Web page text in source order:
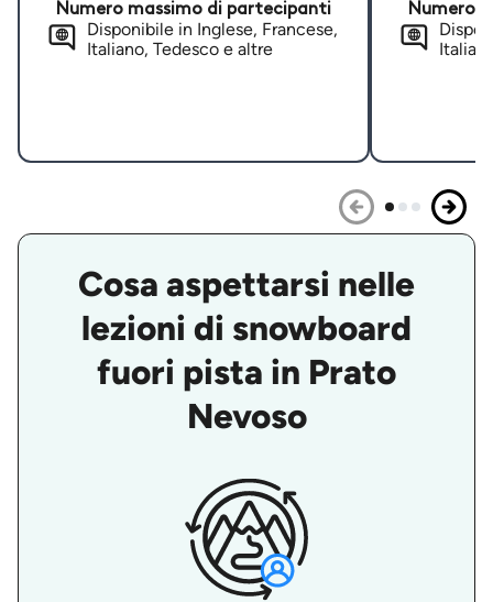
Numero massimo di partecipanti
Disponibile in Inglese, Francese,
Italiano, Tedesco e altre
Numero
Cosa aspettarsi nelle
lezioni di snowboard
fuori pista in Prato
Nevoso